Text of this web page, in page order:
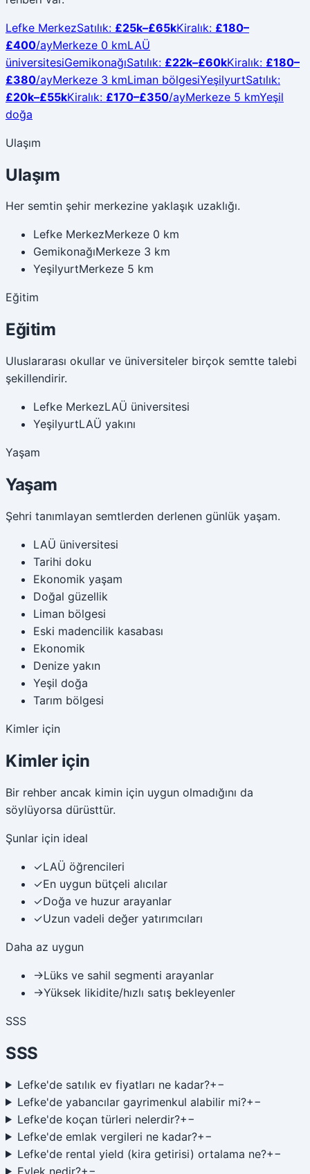
Lefke MerkezSatılık: £25k–£65kKiralık: £180–
£400/ayMerkeze 0 kmLAÜ
üniversitesiGemikonağıSatılık: £22k–£60kKiralık: £180–
£380/ayMerkeze 3 kmLiman bölgesiYeşilyurtSatılık:
£20k–£55kKiralık: £170–£350/ayMerkeze 5 kmYeşil
doğa
Ulaşım
Ulaşım
Her semtin şehir merkezine yaklaşık uzaklığı.
Lefke MerkezMerkeze 0 km
GemikonağıMerkeze 3 km
YeşilyurtMerkeze 5 km
Eğitim
Eğitim
Uluslararası okullar ve üniversiteler birçok semtte talebi
şekillendirir.
Lefke MerkezLAÜ üniversitesi
YeşilyurtLAÜ yakını
Yaşam
Yaşam
Şehri tanımlayan semtlerden derlenen günlük yaşam.
LAÜ üniversitesi
Tarihi doku
Ekonomik yaşam
Doğal güzellik
Liman bölgesi
Eski madencilik kasabası
Ekonomik
Denize yakın
Yeşil doğa
Tarım bölgesi
Kimler için
Kimler için
Bir rehber ancak kimin için uygun olmadığını da
söylüyorsa dürüsttür.
Şunlar için ideal
✓LAÜ öğrencileri
✓En uygun bütçeli alıcılar
✓Doğa ve huzur arayanlar
✓Uzun vadeli değer yatırımcıları
Daha az uygun
→Lüks ve sahil segmenti arayanlar
→Yüksek likidite/hızlı satış bekleyenler
SSS
SSS
Lefke'de satılık ev fiyatları ne kadar?+−
Lefke'de yabancılar gayrimenkul alabilir mi?+−
Lefke'de koçan türleri nelerdir?+−
Lefke'de emlak vergileri ne kadar?+−
Lefke'de rental yield (kira getirisi) ortalama ne?+−
Evlek nedir?+−